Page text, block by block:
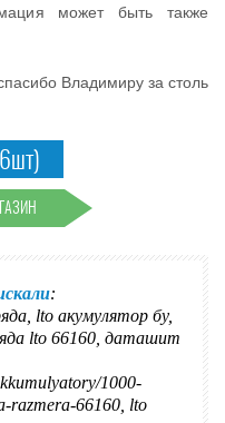
может быть также
Владимиру за столь
:
lto акумулятор бу,
lto 66160 даташит
1000-
razmera-66160 lto